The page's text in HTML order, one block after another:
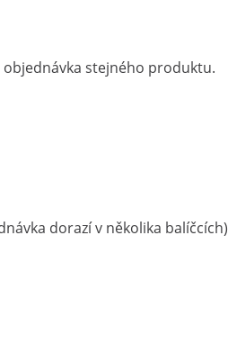
objednávka stejného produktu.
dorazí v několika balíčcích)